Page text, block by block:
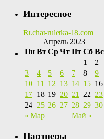
Интересное
Rt.chat-ruletka-18.com
Апрель 2023
Пн Вт Ср Чт Пт Сб Вс
« Мар Май »
1
2
3
4 5 6 7 8
9
10 11 12 13 14 15 16
17 18 19 20 21 22 23
24 25 26 27 28 29 30
Партнеры